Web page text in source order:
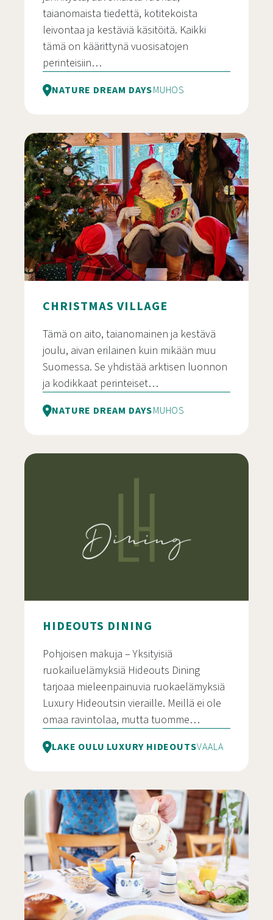
taianomaista tiedettä, kotitekoista
leivontaa ja kestäviä käsitöitä. Kaikki
tämä on käärittynä vuosisatojen
perinteisiin…
NATURE DREAM DAYSMUHOS
CHRISTMAS VILLAGE
Tämä on aito, taianomainen ja kestävä
joulu, aivan erilainen kuin mikään muu
Suomessa. Se yhdistää arktisen luonnon
ja kodikkaat perinteiset…
NATURE DREAM DAYSMUHOS
HIDEOUTS DINING
Pohjoisen makuja – Yksityisiä
ruokailuelämyksiä Hideouts Dining
tarjoaa mieleenpainuvia ruokaelämyksiä
Luxury Hideoutsin vieraille. Meillä ei ole
omaa ravintolaa, mutta tuomme…
LAKE OULU LUXURY HIDEOUTSVAALA